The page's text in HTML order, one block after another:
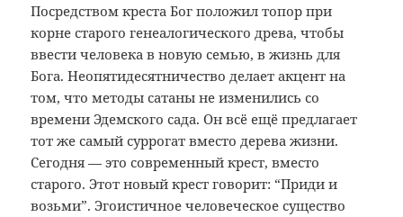
Посредством креста Бог положил топор при
корне старого генеалогического древа, чтобы
ввести человека в новую семью, в жизнь для
Бога. Неопятидесятничество делает акцент на
том, что методы сатаны не изменились со
времени Эдемского сада. Он всё ещё предлагает
тот же самый суррогат вместо дерева жизни.
Сегодня — это современный крест, вместо
старого. Этот новый крест говорит: “Приди и
возьми”. Эгоистичное человеческое существо